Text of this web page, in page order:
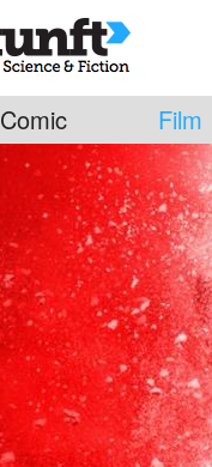
Comic Film